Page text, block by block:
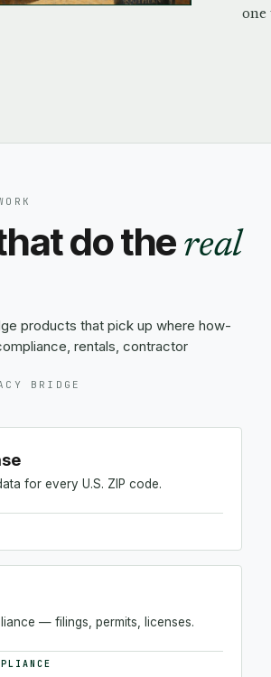
one
do the real
products that pick up where how-
rentals, contractor
BRIDGE
for every U.S. ZIP code.
— filings, permits, licenses.